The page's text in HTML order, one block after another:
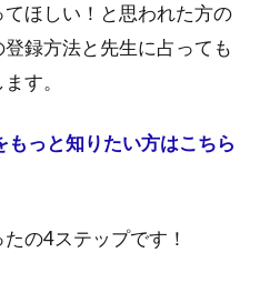
ほしい！と思われた方の
録方法と先生に占っても
す。
っと知りたい方はこちら
の4ステップです！